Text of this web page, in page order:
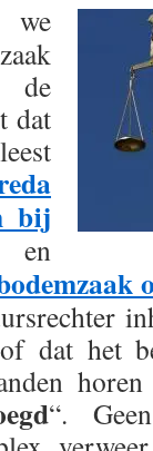
we
dat
bij
dat het
“.